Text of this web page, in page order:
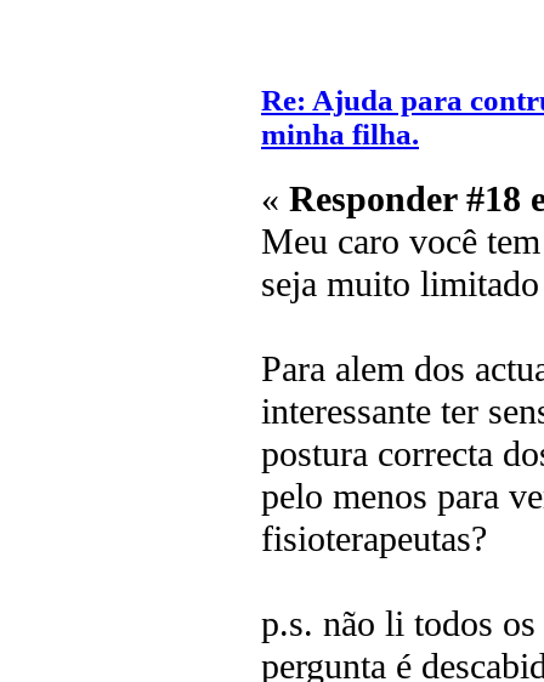
Re: Ajuda para
minha filha.
« Responder #18
Meu caro você
seja muito
Para alem dos
interessante ter
postura correcta
pelo menos para
fisioterapeutas?
p.s. não li todos os
pergunta é